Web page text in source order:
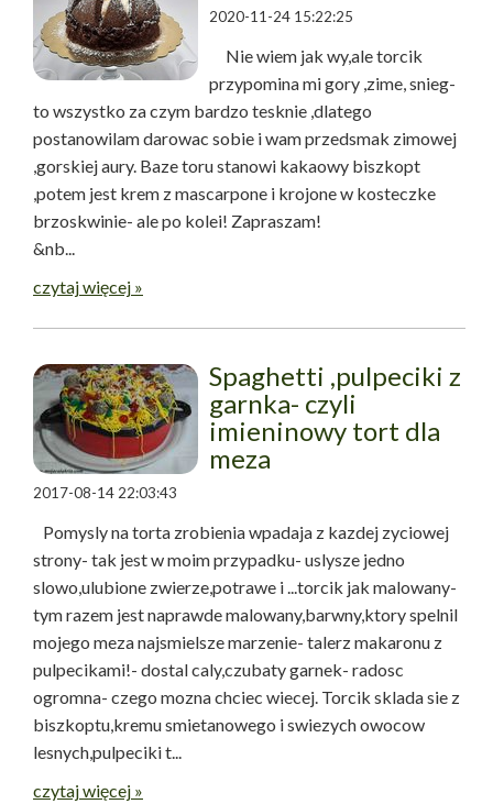
2020-11-24 15:22:25
Nie wiem jak wy,ale torcik
przypomina mi gory ,zime, snieg-
to wszystko za czym bardzo tesknie ,dlatego
postanowilam darowac sobie i wam przedsmak zimowej
,gorskiej aury. Baze toru stanowi kakaowy biszkopt
,potem jest krem z mascarpone i krojone w kosteczke
brzoskwinie- ale po kolei! Zapraszam!
&nb...
czytaj więcej »
Spaghetti ,pulpeciki z
garnka- czyli
imieninowy tort dla
meza
2017-08-14 22:03:43
Pomysly na torta zrobienia wpadaja z kazdej zyciowej
strony- tak jest w moim przypadku- uslysze jedno
slowo,ulubione zwierze,potrawe i ...torcik jak malowany-
tym razem jest naprawde malowany,barwny,ktory spelnil
mojego meza najsmielsze marzenie- talerz makaronu z
pulpecikami!- dostal caly,czubaty garnek- radosc
ogromna- czego mozna chciec wiecej. Torcik sklada sie z
biszkoptu,kremu smietanowego i swiezych owocow
lesnych,pulpeciki t...
czytaj więcej »